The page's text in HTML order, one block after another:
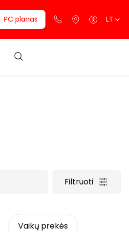
PC planas LT
Filtruoti
Vaikų prekės